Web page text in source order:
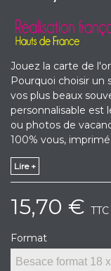
Jouez la carte de
Pourquoi choisir un
vos plus beaux
personnalisable est
ou photos de
100% vous,
Lire +
15,70 € TTC
Format